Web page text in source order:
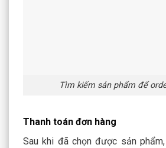
Tìm kiếm sản phẩm để
Thanh toán đơn hàng
Sau khi đã chọn được sản